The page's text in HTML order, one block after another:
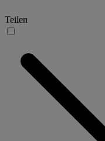
Teilen